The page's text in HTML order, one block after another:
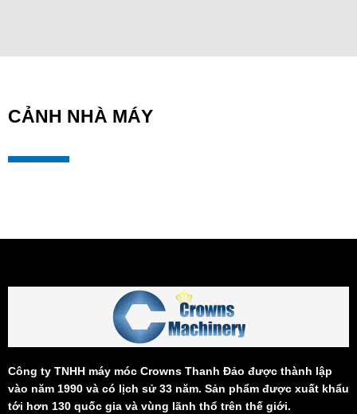
CẢNH NHÀ MÁY
Công ty TNHH máy móc Crowns Thanh Đảo được thành lập
vào năm 1990 và có lịch sử 33 năm. Sản phẩm được xuất khẩu
tới hơn 130 quốc gia và vùng lãnh thổ trên thế giới.